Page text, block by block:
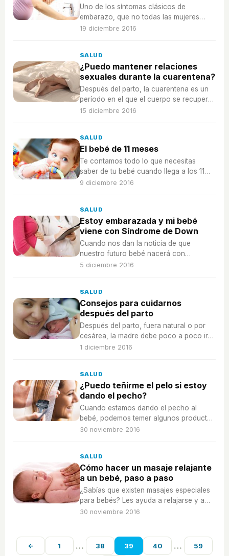
Uno de los síntomas clásicos de
embarazo, que no todas las mujeres
sufren, son las náuseas, te ayuamos a
19 diciembre 2016
SALUD
¿Puedo mantener relaciones
sexuales durante la cuarentena?
Después del parto, la cuarentena es un
período en el que el cuerpo se recupera,
te damos estas recomendaciones si
15 diciembre 2016
SALUD
El bebé de 11 meses
Te contamos todo lo que necesitas
saber de tu bebé cuando llega a los 11
meses, ya está a punto de cumplir 1 año
9 diciembre 2016
SALUD
Estoy embarazada y mi bebé
viene con Síndrome de Down
Cuando nos dan la noticia de que
nuestro futuro bebé nacerá con
Síndrome de Down, es normal sentirse
5 diciembre 2016
SALUD
Consejos para cuidarnos
después del parto
Después del parto, fuera natural o por
cesárea, la madre debe poco a poco ir
recuperándose, para ello os
1 diciembre 2016
SALUD
¿Puedo teñirme el pelo si estoy
dando el pecho?
Cuando estamos dando el pecho al
bebé, podemos temer algunos productos
que entren en contacto con nuestro
30 noviembre 2016
SALUD
Cómo hacer un masaje relajante
a un bebé, paso a paso
¿Sabías que existen masajes especiales
para bebés? Les ayuda a relajarse y a
dormir mejor a la vez que refuerza
30 noviembre 2016
← 1 … 38 39 40 … 59